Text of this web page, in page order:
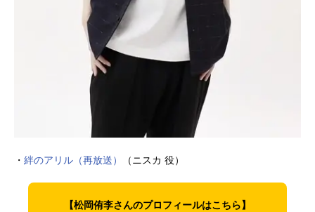
・ 絆のアリル（再放送） （ニスカ 役）
【松岡侑李さんのプロフィールはこちら】